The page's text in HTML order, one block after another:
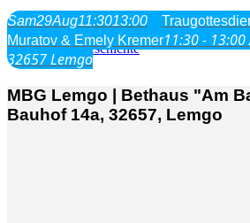
Was wir glauben
Jesus Christus
Geschichte
Neu hier
Sam29Aug11:3013:00
Muratov & Emely Kremer11:30 - 13:00
32657 Lemgo
MBG Lemgo | Bethaus "Am
Bauhof 14a, 32657, Lemgo